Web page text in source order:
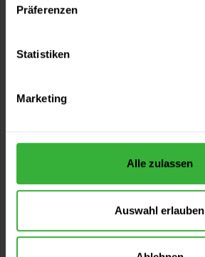
Präferenzen
Statistiken
Marketing
Alle zulassen
Auswahl erlauben
Kostenloser Versand ab 60 EUR
Versand innerhalb von 48h*